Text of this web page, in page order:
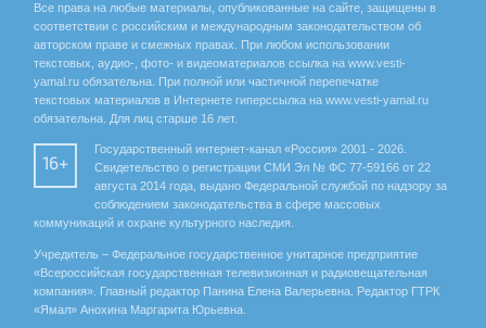
Все права на любые материалы, опубликованные на сайте, защищены в
соответствии с российским и международным законодательством об
авторском праве и смежных правах. При любом использовании
текстовых, аудио-, фото- и видеоматериалов ссылка на www.vesti-
yamal.ru обязательна. При полной или частичной перепечатке
текстовых материалов в Интернете гиперссылка на www.vesti-yamal.ru
обязательна. Для лиц старше 16 лет.
16+
Государственный интернет-канал «Россия» 2001 - 2026.
Свидетельство о регистрации СМИ Эл № ФС 77-59166 от 22
августа 2014 года, выдано Федеральной службой по надзору за
соблюдением законодательства в сфере массовых
коммуникаций и охране культурного наследия.
Учредитель – Федеральное государственное унитарное предприятие
«Всероссийская государственная телевизионная и радиовещательная
компания». Главный редактор Панина Елена Валерьевна. Редактор ГТРК
«Ямал» Анохина Маргарита Юрьевна.